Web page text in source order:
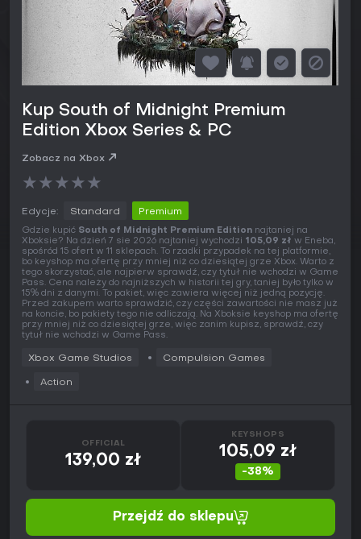
Kup South of Midnight Premium
Edition Xbox Series & PC
Zobacz na Xbox
★★★★★
Edycje: Standard Premium
Gdzie kupić South of Midnight Premium Edition najtaniej na
Xboksie? Na dzień 7 sie 2026 najtaniej wychodzi 105,09 zł w Eneba,
spośród 15 ofert w 11 sklepach. To rzadki przypadek na tej platformie,
bo keyshop ma ofertę przy mniej niż co dziesiątej grze Xbox. Warto z
tego skorzystać, ale najpierw sprawdź, czy tytuł nie wchodzi w Game
Pass. Cena należy do najniższych w historii tej gry, taniej było tylko w
15% dni z danymi. To pakiet, więc zawiera więcej niż jedną pozycję.
Przed zakupem warto sprawdzić, czy części zawartości nie masz już
na koncie, bo pakiety tego nie odliczają. Na Xboksie keyshop ma ofertę
przy mniej niż co dziesiątej grze, więc zanim kupisz, sprawdź, czy
tytuł nie wchodzi w Game Pass.
Xbox Game Studios Compulsion Games
Action
OFFICIAL
139,00 zł
KEYSHOPS
105,09 zł
-38%
Przejdź do sklepu